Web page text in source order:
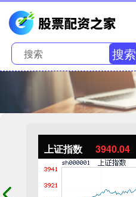
搜索
上证指数 3940.04